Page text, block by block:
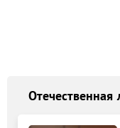
Отечественная